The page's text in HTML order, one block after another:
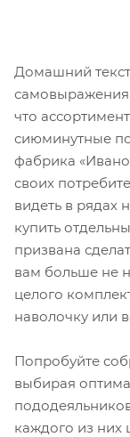
Домашний
самовыражения
что
сиюминутные
фабрика
своих
видеть в рядах
купить
призвана
вам больше не
целого
наволочку или
Попробуйте
выбирая
каждого из них